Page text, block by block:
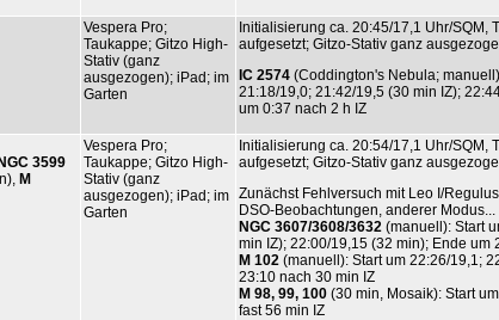
Vespera Pro;
Taukappe; Gitzo High-
Stativ (ganz
ausgezogen); iPad; im
Garten
Initialisierung ca. 20:45/17,1 Uhr/SQM,
aufgesetzt; Gitzo-Stativ ganz
IC 2574 (Coddington's Nebula;
21:18/19,0; 21:42/19,5 (30 min IZ);
um 0:37 nach 2 h IZ
3599
M
Vespera Pro;
Taukappe; Gitzo High-
Stativ (ganz
ausgezogen); iPad; im
Garten
Initialisierung ca. 20:54/17,1 Uhr/SQM,
aufgesetzt; Gitzo-Stativ ganz
Zunächst Fehlversuch mit Leo I/
DSO-Beobachtungen, anderer Modus...
NGC 3607/3608/3632 (manuell): Start
min IZ); 22:00/19,15 (32 min); Ende um
M 102 (manuell): Start um 22:26/19,1;
23:10 nach 30 min IZ
M 98, 99, 100 (30 min, Mosaik): Start
fast 56 min IZ